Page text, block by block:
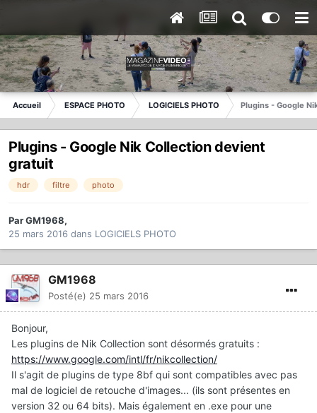
Accueil ESPACE PHOTO LOGICIELS PHOTO Plugins - Google
Plugins - Google Nik Collection devient
gratuit
hdr filtre photo
ParGM1968,
25 mars 2016 dans LOGICIELS PHOTO
GM1968
Posté(e) 25 mars 2016
Bonjour,
Les plugins de Nik Collection sont désormés gratuits :
https://www.google.com/intl/fr/nikcollection/
Il s'agit de plugins de type 8bf qui sont compatibles avec pas
mal de logiciel de retouche d'images... (ils sont présentes en
version 32 ou 64 bits). Mais également en .exe pour une